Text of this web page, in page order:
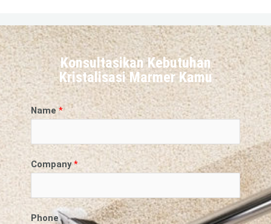
Konsultasikan Kebutuhan
Kristalisasi Marmer Kamu
Name*
Company*
Phone